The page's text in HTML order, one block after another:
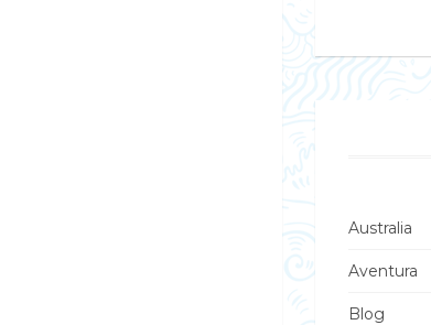
Australia
Aventura
Blog